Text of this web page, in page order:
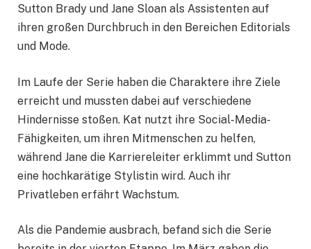
Sutton Brady und Jane Sloan als Assistenten auf
ihren großen Durchbruch in den Bereichen Editorials
und Mode.
Im Laufe der Serie haben die Charaktere ihre Ziele
erreicht und mussten dabei auf verschiedene
Hindernisse stoßen. Kat nutzt ihre Social-Media-
Fähigkeiten, um ihren Mitmenschen zu helfen,
während Jane die Karriereleiter erklimmt und Sutton
eine hochkarätige Stylistin wird. Auch ihr
Privatleben erfährt Wachstum.
Als die Pandemie ausbrach, befand sich die Serie